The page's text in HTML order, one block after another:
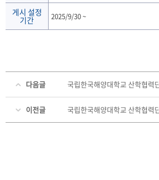
게시 설정
기간 2025/9/30~
다음글 국립한국해양대학교 산학협력단 프로젝트 계
이전글 국립한국해양대학교 산학협력단 프로젝트 계약